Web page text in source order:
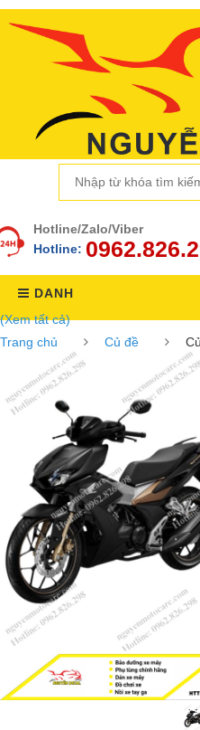
Hotline/Zalo/Viber
Hotline:
DANH
(Xem tất cả)
Trang chủ
Củ đề